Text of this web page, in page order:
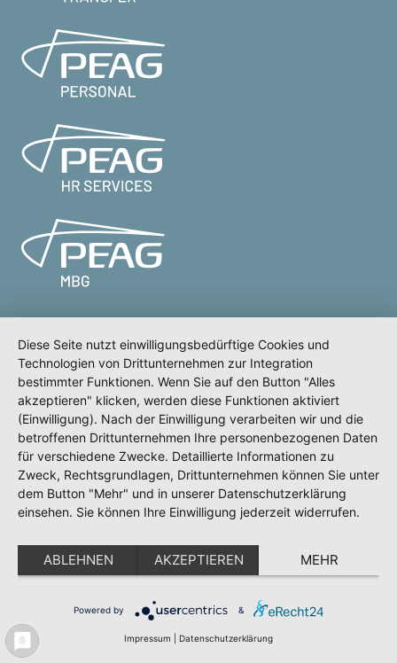
Meldeportal Test
Impressum
Datenschutz
Erklärung zur Barrierefreiheit
Diese Seite nutzt einwilligungsbedürftige Cookies und
Technologien von Drittunternehmen zur Integration
bestimmter Funktionen. Wenn Sie auf den Button "Alles
akzeptieren" klicken, werden diese Funktionen aktiviert
(Einwilligung). Nach der Einwilligung verarbeiten wir und die
betroffenen Drittunternehmen Ihre personenbezogenen Daten
für verschiedene Zwecke. Detaillierte Informationen zu
Zweck, Rechtsgrundlagen, Drittunternehmen können Sie unter
dem Button "Mehr" und in unserer Datenschutzerklärung
einsehen. Sie können Ihre Einwilligung jederzeit widerrufen.
ABLEHNEN AKZEPTIEREN MEHR
Powered by &
Impressum Datenschutzerklärung